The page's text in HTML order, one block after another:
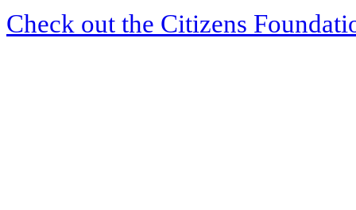
Check out the Citizens